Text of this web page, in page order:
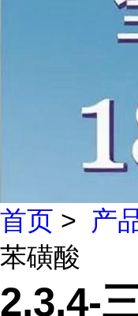
首页 > 产
苯磺酸
2,3,4-